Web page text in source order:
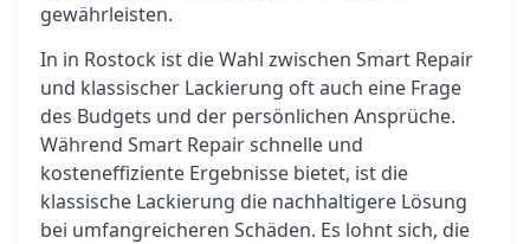
gewährleisten.
In in Rostock ist die Wahl zwischen Smart Repair
und klassischer Lackierung oft auch eine Frage
des Budgets und der persönlichen Ansprüche.
Während Smart Repair schnelle und
kosteneffiziente Ergebnisse bietet, ist die
klassische Lackierung die nachhaltigere Lösung
bei umfangreicheren Schäden. Es lohnt sich, die